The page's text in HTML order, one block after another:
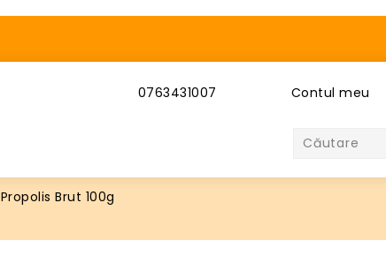
0763431007 Contul meu
Propolis Brut 100g